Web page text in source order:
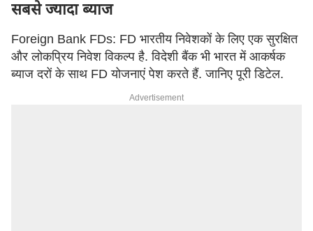
सबसे ज्यादा ब्याज
Foreign Bank FDs: FD भारतीय निवेशकों के लिए एक सुरक्षित
और लोकप्रिय निवेश विकल्प है. विदेशी बैंक भी भारत में आकर्षक
ब्याज दरों के साथ FD योजनाएं पेश करते हैं. जानिए पूरी डिटेल.
Advertisement